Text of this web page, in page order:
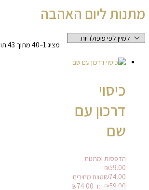
מתנות ליום האהבה
מציג 1–40 מתוך 43 תוצאות
כיסוי
דרכון עם
שם
הדפסות ומתנות
₪59.00
–
₪74.00
טווח מחירים: